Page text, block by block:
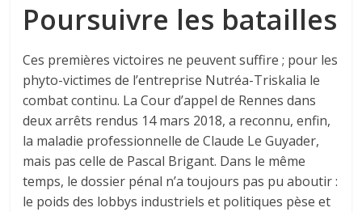
Poursuivre les batailles
Ces premières victoires ne peuvent suffire ; pour les
phyto-victimes de l’entreprise Nutréa-Triskalia le
combat continu. La Cour d’appel de Rennes dans
deux arrêts rendus 14 mars 2018, a reconnu, enfin,
la maladie professionnelle de Claude Le Guyader,
mais pas celle de Pascal Brigant. Dans le même
temps, le dossier pénal n’a toujours pas pu aboutir :
le poids des lobbys industriels et politiques pèse et